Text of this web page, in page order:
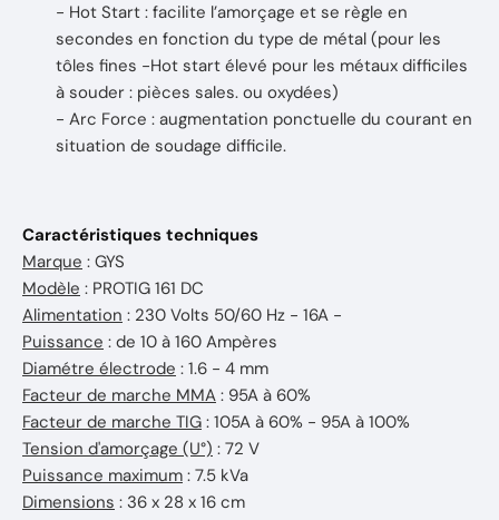
- Hot Start : facilite l’amorçage et se règle en
secondes en fonction du type de métal (pour les
tôles fines -Hot start élevé pour les métaux difficiles
à souder : pièces sales. ou oxydées)
- Arc Force : augmentation ponctuelle du courant en
situation de soudage difficile.
Caractéristiques techniques
Marque : GYS
Modèle : PROTIG 161 DC
Alimentation : 230 Volts 50/60 Hz - 16A -
Puissance : de 10 à 160 Ampères
Diamétre électrode : 1.6 - 4 mm
Facteur de marche MMA : 95A à 60%
Facteur de marche TIG : 105A à 60% - 95A à 100%
Tension d'amorçage (U°) : 72 V
Puissance maximum : 7.5 kVa
Dimensions : 36 x 28 x 16 cm